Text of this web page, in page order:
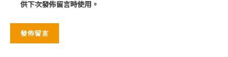
供下次發佈留言時使用。